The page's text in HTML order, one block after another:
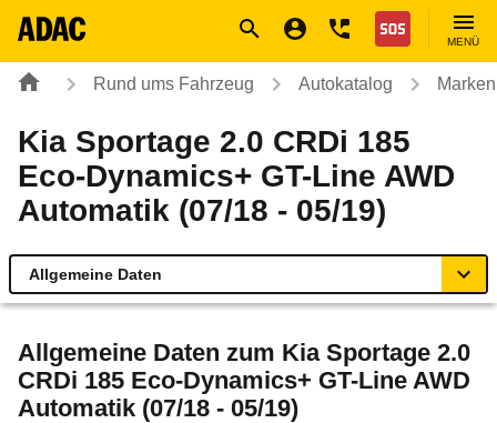
Nothilfe
MENÜ
Rund ums Fahrzeug Autokatalog
Kia Sportage 2.0 CRDi 185
Eco-Dynamics+ GT-Line AWD
Automatik (07/18 - 05/19)
Allgemeine Daten
Technische Daten
Allgemeine Daten zum Kia Sportage 2.0
CRDi 185 Eco-Dynamics+ GT-Line AWD
Automatik (07/18 - 05/19)